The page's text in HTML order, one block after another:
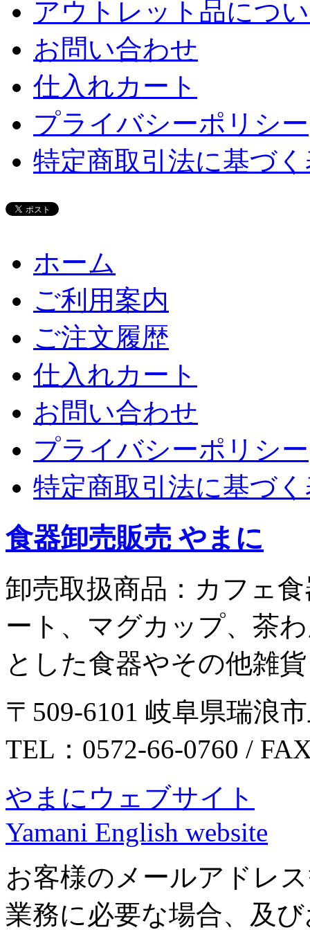
アウトレット品につ
お問い合わせ
仕入れカート
プライバシーポリシー
特定商取引法に基づ
ホーム
ご利用案内
ご注文履歴
仕入れカート
お問い合わせ
プライバシーポリシー
特定商取引法に基づ
食器卸売販売 やまに
卸売取扱商品：カフェ
ート、マグカップ、茶
とした食器やその他雑貨
〒509-6101 岐阜県瑞浪
TEL：0572-66-0760 /
やまにウェブサイト
Yamani English website
お客様のメールアドレ
業務に必要な場合、及